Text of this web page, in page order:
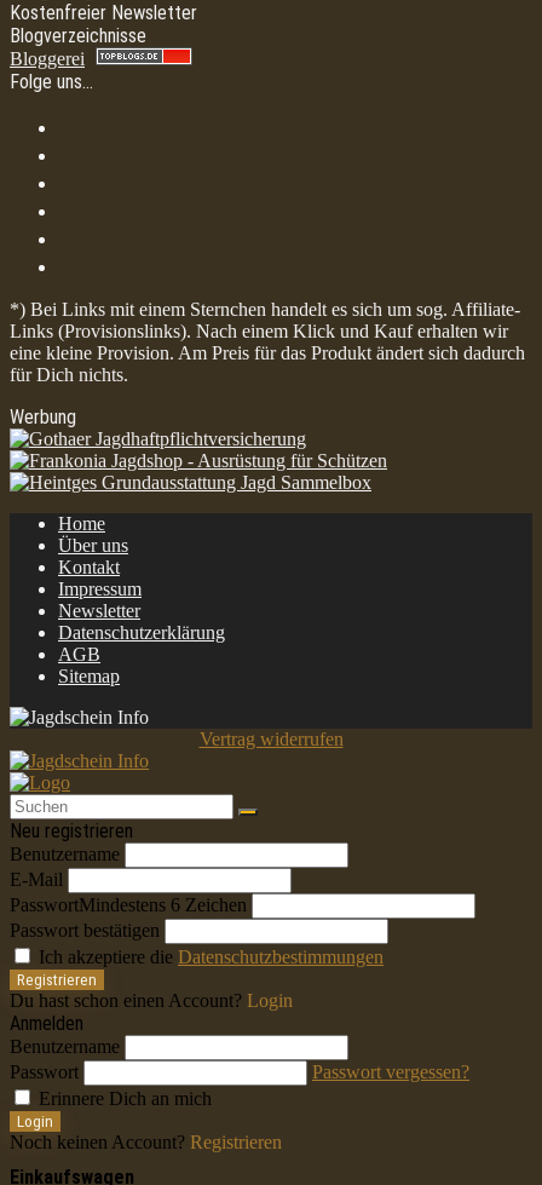
Kostenfreier Newsletter
Blogverzeichnisse
Bloggerei
Folge uns…
*) Bei Links mit einem Sternchen handelt es sich um sog. Affiliate-
Links (Provisionslinks). Nach einem Klick und Kauf erhalten wir
eine kleine Provision. Am Preis für das Produkt ändert sich dadurch
für Dich nichts.
Werbung
Home
Über uns
Kontakt
Impressum
Newsletter
Datenschutzerklärung
AGB
Sitemap
Vertrag widerrufen
Neu registrieren
Benutzername
E-Mail
PasswortMindestens 6 Zeichen
Passwort bestätigen
Ich akzeptiere die Datenschutzbestimmungen
Registrieren
Du hast schon einen Account? Login
Anmelden
Benutzername
Passwort
Passwort vergessen?
Erinnere Dich an mich
Login
Noch keinen Account? Registrieren
Einkaufswagen